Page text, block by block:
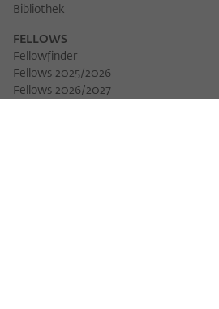
Bibliothek
FELLOWS
Fellowfinder
Fellows 2025/2026
Fellows 2026/2027